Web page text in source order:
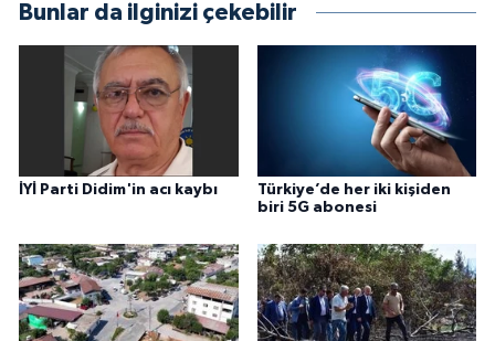
Bunlar da ilginizi çekebilir
İYİ Parti Didim'in acı kaybı
Türkiye’de her iki kişiden
biri 5G abonesi